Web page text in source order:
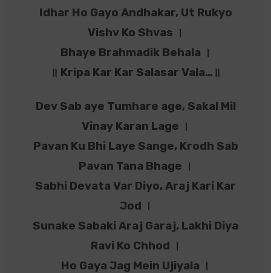
Idhar Ho Gayo Andhakar, Ut Rukyo
Vishv Ko Shvas ।
Bhaye Brahmadik Behala ।
॥ Kripa Kar Kar Salasar Vala…॥
Dev Sab aye Tumhare age, Sakal Mil
Vinay Karan Lage ।
Pavan Ku Bhi Laye Sange, Krodh Sab
Pavan Tana Bhage ।
Sabhi Devata Var Diyo, Araj Kari Kar
Jod ।
Sunake Sabaki Araj Garaj, Lakhi Diya
Ravi Ko Chhod ।
Ho Gaya Jag Mein Ujiyala ।